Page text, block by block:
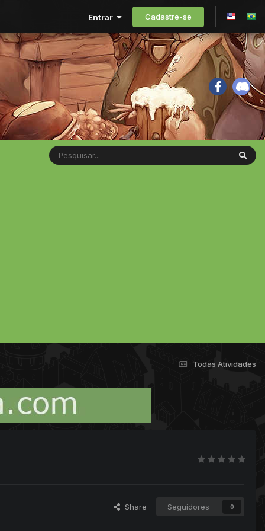
Entrar Cadastre-se
Todas Atividades
Share Seguidores 0